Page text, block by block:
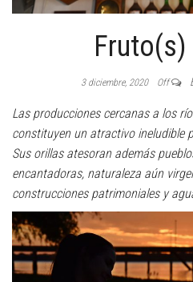
3 diciembre, 2020 Off
Las producciones cercanas a los
constituyen un atractivo ineludible
Sus orillas atesoran además
encantadoras, naturaleza aún
construcciones patrimoniales y